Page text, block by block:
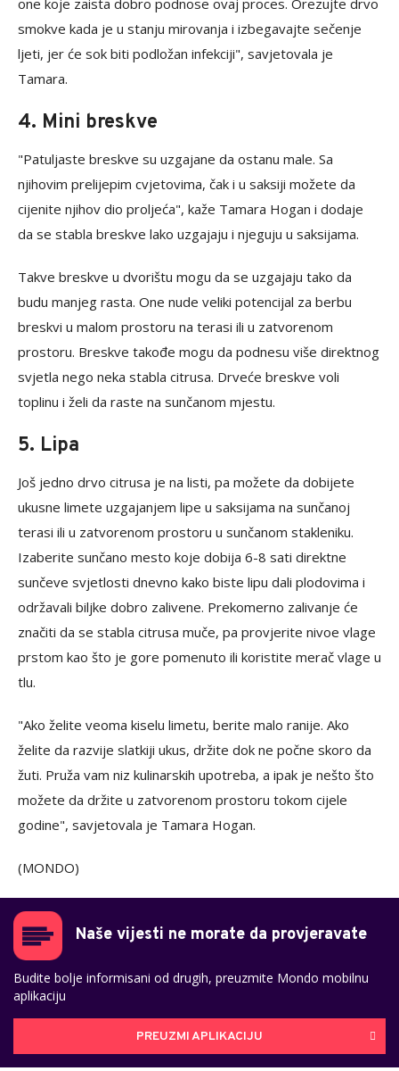
one koje zaista dobro podnose ovaj proces. Orezujte drvo
smokve kada je u stanju mirovanja i izbegavajte sečenje
ljeti, jer će sok biti podložan infekciji", savjetovala je
Tamara.
4. Mini breskve
"Patuljaste breskve su uzgajane da ostanu male. Sa
njihovim prelijepim cvjetovima, čak i u saksiji možete da
cijenite njihov dio proljeća", kaže Tamara Hogan i dodaje
da se stabla breskve lako uzgajaju i njeguju u saksijama.
Takve breskve u dvorištu mogu da se uzgajaju tako da
budu manjeg rasta. One nude veliki potencijal za berbu
breskvi u malom prostoru na terasi ili u zatvorenom
prostoru. Breskve takođe mogu da podnesu više direktnog
svjetla nego neka stabla citrusa. Drveće breskve voli
toplinu i želi da raste na sunčanom mjestu.
5. Lipa
Još jedno drvo citrusa je na listi, pa možete da dobijete
ukusne limete uzgajanjem lipe u saksijama na sunčanoj
terasi ili u zatvorenom prostoru u sunčanom stakleniku.
Izaberite sunčano mesto koje dobija 6-8 sati direktne
sunčeve svjetlosti dnevno kako biste lipu dali plodovima i
održavali biljke dobro zalivene. Prekomerno zalivanje će
značiti da se stabla citrusa muče, pa provjerite nivoe vlage
prstom kao što je gore pomenuto ili koristite merač vlage u
tlu.
"Ako želite veoma kiselu limetu, berite malo ranije. Ako
želite da razvije slatkiji ukus, držite dok ne počne skoro da
žuti. Pruža vam niz kulinarskih upotreba, a ipak je nešto što
možete da držite u zatvorenom prostoru tokom cijele
godine", savjetovala je Tamara Hogan.
(MONDO)
Naše vijesti ne morate da provjeravate
Budite bolje informisani od drugih, preuzmite Mondo mobilnu
aplikaciju
PREUZMI APLIKACIJU